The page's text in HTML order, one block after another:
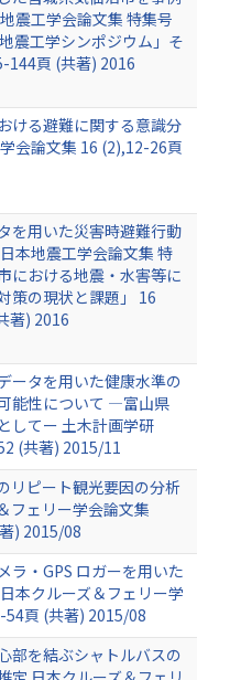
震工学会論文集 特集号
震工学シンポジウム」そ
144頁 (共著) 2016
ける避難に関する意識分
会論文集 16 (2),12-26頁
を用いた災害時避難行動
本地震工学会論文集 特
における地震・水害等に
策の現状と課題」 16
著) 2016
ータを用いた健康水準の
能性について ―富山県
してー 土木計画学研
(共著) 2015/11
リピート観光要因の分析
フェリー学会論文集
) 2015/08
ラ・GPS ロガーを用いた
本クルーズ＆フェリー学
54頁 (共著) 2015/08
部を結ぶシャトルバスの